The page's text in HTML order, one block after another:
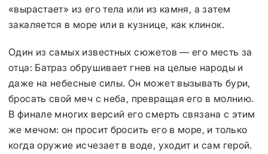
«вырастает» из его тела или из камня, а затем
закаляется в море или в кузнице, как клинок.
Один из самых известных сюжетов — его месть за
отца: Батраз обрушивает гнев на целые народы и
даже на небесные силы. Он может вызывать бури,
бросать свой меч с неба, превращая его в молнию.
В финале многих версий его смерть связана с этим
же мечом: он просит бросить его в море, и только
когда оружие исчезает в воде, уходит и сам герой.